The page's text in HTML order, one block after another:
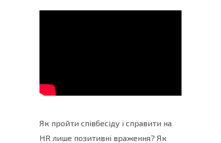
Як пройти співбесіду і справити на
HR лише позитивні враження? Як